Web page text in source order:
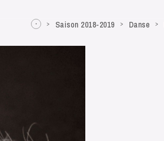
Saison 2018-2019 Danse